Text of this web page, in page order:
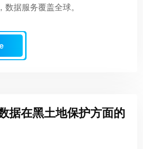
据服务覆盖全球。
据在黑土地保护方面的